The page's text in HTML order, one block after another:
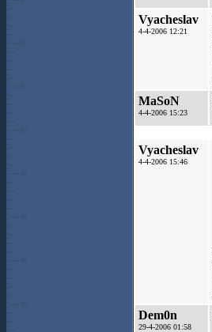
Vyacheslav
4-4-2006 12:21
MaSoN
4-4-2006 15:23
Vyacheslav
4-4-2006 15:46
Dem0n
29-4-2006 01:58